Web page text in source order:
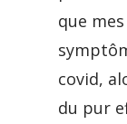
que
covid,
du pur